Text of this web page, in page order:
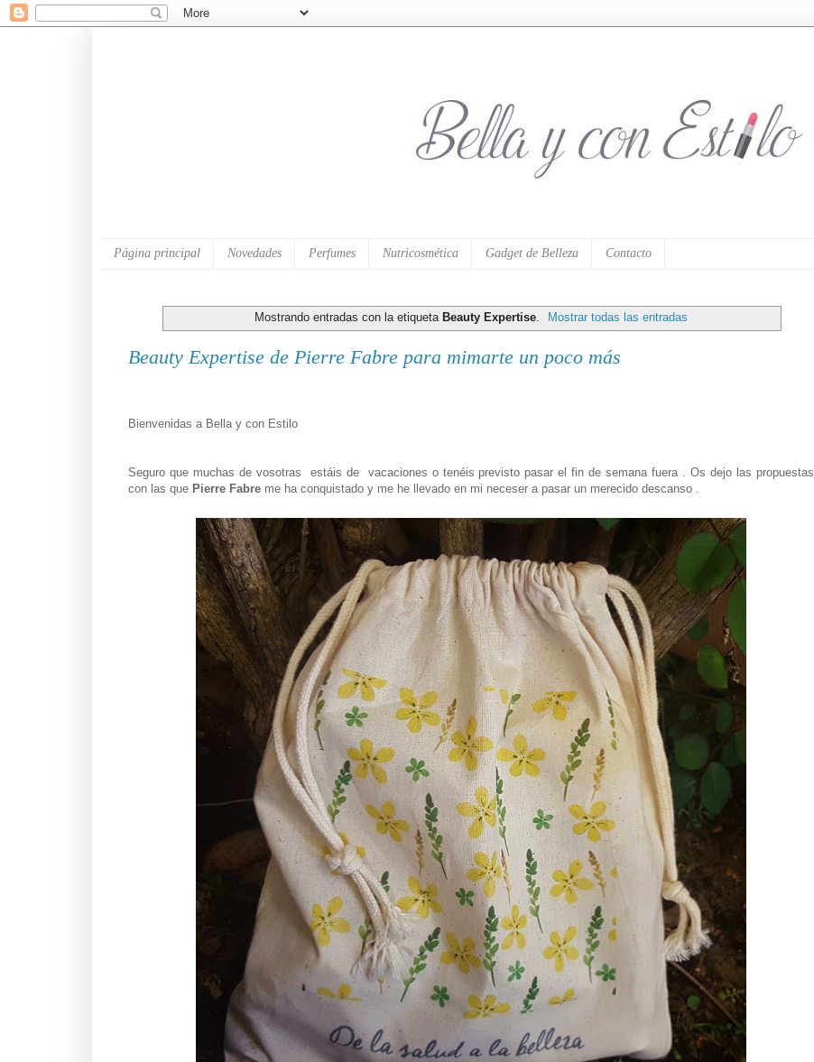
Página principal Novedades Perfumes Nutricosmética Gadget de Belleza Contacto
Mostrando entradas con la etiqueta Beauty Expertise. Mostrar todas las entradas
Beauty Expertise de Pierre Fabre para mimarte un poco más
Bienvenidas a Bella y con Estilo
Seguro que muchas de vosotras estáis de vacaciones o tenéis previsto pasar el fin de semana fuera . Os dejo las propuestas
con las que Pierre Fabre me ha conquistado y me he llevado en mi neceser a pasar un merecido descanso .